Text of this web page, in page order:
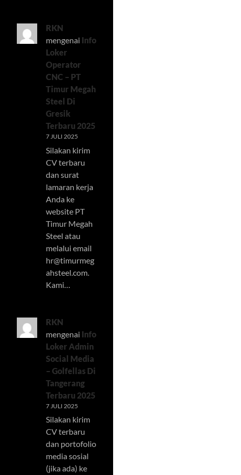
RKN
mengenai Info
Loker
Operator
CNC – PT
Timur Megah
Steel Di
Gresik
Terbaru 2025
7 JULI 2025
Silakan kirim
CV terbaru
dan surat
lamaran kerja
Anda ke
website PT
Timur Megah
Steel atau
melalui email
hr@timurmeg
ahsteel.com
Kami…
RKN
mengenai Info
Loker Admin
Social Media
– Golfellas Di
Tangerang
Terbaru 2025
7 JULI 2025
Silakan kirim
CV terbaru
dan portofolio
media sosial
(jika ada) ke